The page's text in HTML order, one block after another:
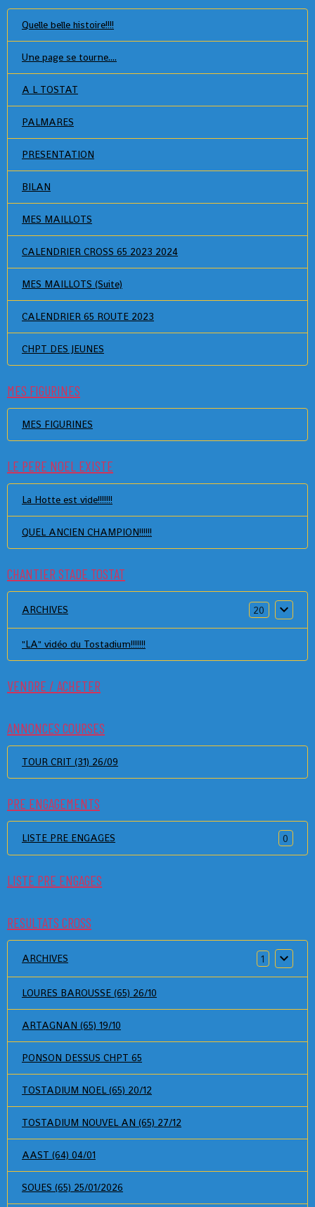
Quelle belle histoire!!!!
Une page se tourne....
A L TOSTAT
PALMARES
PRESENTATION
BILAN
MES MAILLOTS
CALENDRIER CROSS 65 2023 2024
MES MAILLOTS (Suite)
CALENDRIER 65 ROUTE 2023
CHPT DES JEUNES
MES FIGURINES
MES FIGURINES
LE PERE NOEL EXISTE
La Hotte est vide!!!!!!!
QUEL ANCIEN CHAMPION!!!!!!
CHANTIER STADE TOSTAT
ARCHIVES 20
"LA" vidéo du Tostadium!!!!!!!
VENDRE / ACHETER
ANNONCES COURSES
TOUR CRIT (31) 26/09
PRE ENGAGEMENTS
LISTE PRE ENGAGES 0
LISTE PRE ENGAGES
RESULTATS CROSS
ARCHIVES 1
LOURES BAROUSSE (65) 26/10
ARTAGNAN (65) 19/10
PONSON DESSUS CHPT 65
TOSTADIUM NOEL (65) 20/12
TOSTADIUM NOUVEL AN (65) 27/12
AAST (64) 04/01
SOUES (65) 25/01/2026